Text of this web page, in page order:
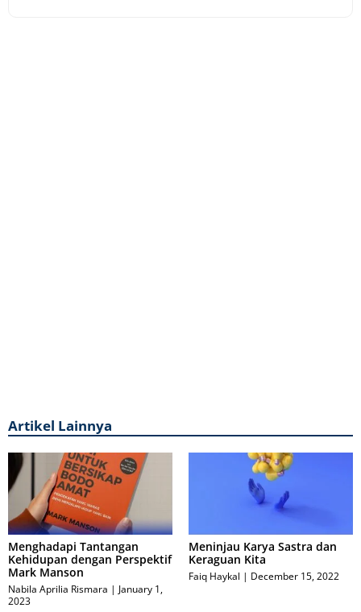
Artikel Lainnya
Menghadapi Tantangan
Kehidupan dengan Perspektif
Mark Manson
Nabila Aprilia Rismara
January 1,
2023
Meninjau Karya Sastra dan
Keraguan Kita
Faiq Haykal December 15, 2022